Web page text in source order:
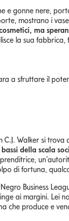
e gonne nere,
mostrano i
ma
la sua
a sfruttare il
Walker si
della scala
di fortuna,
Business
ai margini. Lei
che produce e